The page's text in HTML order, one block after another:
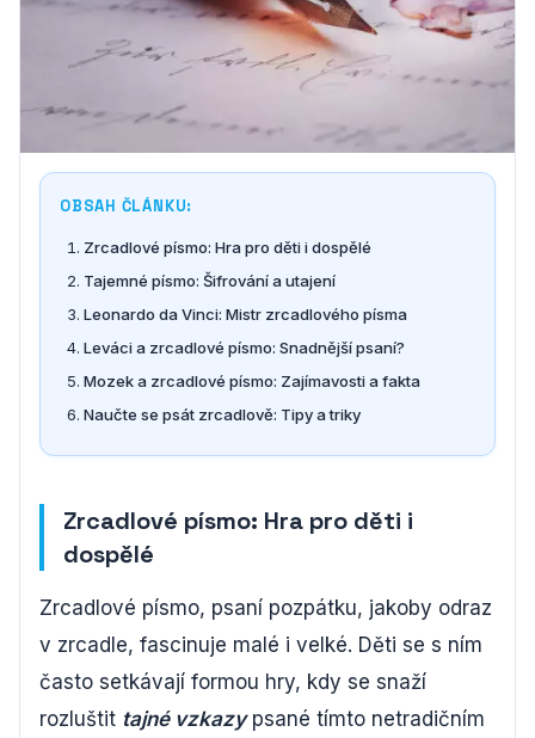
OBSAH ČLÁNKU:
Zrcadlové písmo: Hra pro děti i dospělé
Tajemné písmo: Šifrování a utajení
Leonardo da Vinci: Mistr zrcadlového písma
Leváci a zrcadlové písmo: Snadnější psaní?
Mozek a zrcadlové písmo: Zajímavosti a fakta
Naučte se psát zrcadlově: Tipy a triky
Zrcadlové písmo: Hra pro děti i
dospělé
Zrcadlové písmo, psaní pozpátku, jakoby odraz
v zrcadle, fascinuje malé i velké. Děti se s ním
často setkávají formou hry, kdy se snaží
rozluštit tajné vzkazypsané tímto netradičním